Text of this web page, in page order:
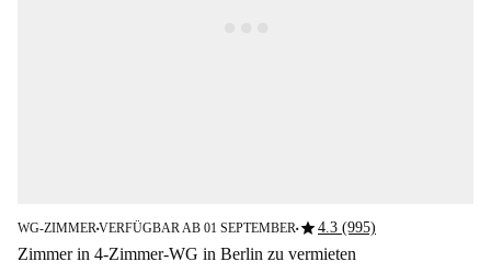
WG-ZIMMER■VERFÜGBAR AB 01 SEPTEMBER■star4.3 (995)
Zimmer in 4-Zimmer-WG in Berlin zu vermieten